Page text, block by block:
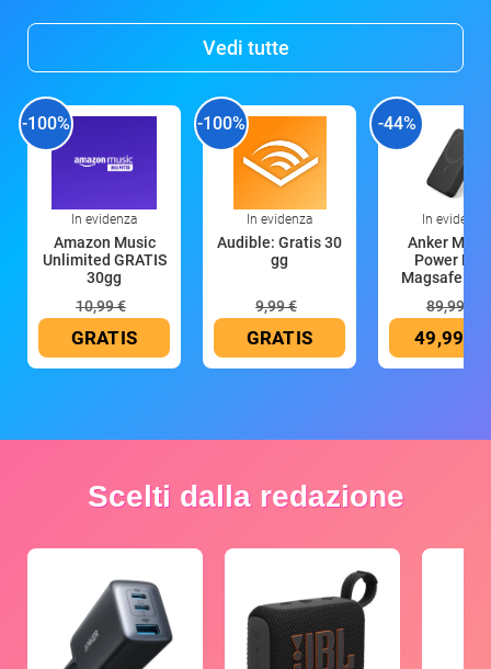
Vedi tutte
-100%
In evidenza
Amazon Music
Unlimited GRATIS
30gg
10,99 €
GRATIS
-100%
In evidenza
Audible: Gratis 30
gg
9,99 €
GRATIS
-44%
In evidenza
Anker
Power
Magsafe
89,99 €
49,99 €
Scelti dalla redazione